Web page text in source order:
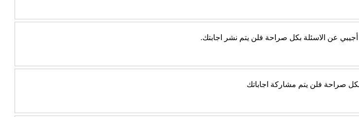
عن الاسئلة بكل صراحة فلن يتم نشر اجابتك.
صراحة فلن يتم مشاركة اجاباتك